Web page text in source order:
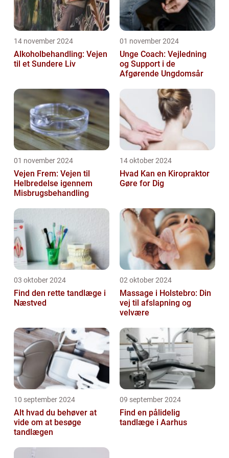
14 november 2024
Alkoholbehandling: Vejen
til et Sundere Liv
01 november 2024
Unge Coach: Vejledning
og Support i de
Afgørende Ungdomsår
01 november 2024
Vejen Frem: Vejen til
Helbredelse igennem
Misbrugsbehandling
14 oktober 2024
Hvad Kan en Kiropraktor
Gøre for Dig
03 oktober 2024
Find den rette tandlæge i
Næstved
02 oktober 2024
Massage i Holstebro: Din
vej til afslapning og
velvære
10 september 2024
Alt hvad du behøver at
vide om at besøge
tandlægen
09 september 2024
Find en pålidelig
tandlæge i Aarhus